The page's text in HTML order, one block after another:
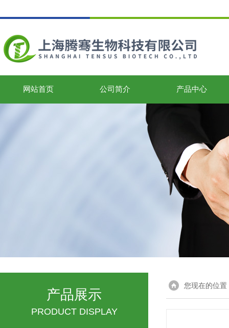
网站首页 公司简介 产品中心
产品展示
PRODUCT DISPLAY
您现在的位置